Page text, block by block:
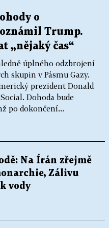
o
Trump.
„nějaký čas“
úplného odzbrojení
skupin v Pásmu Gazy.
prezident Donald
Dohoda bude
po dokončení...
Na Írán zřejmě
Zálivu
vody